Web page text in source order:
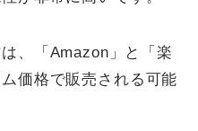
、「Amazon」と「楽
価格で販売される可能